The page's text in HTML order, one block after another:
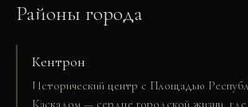
Районы города
Кентрон
Исторический центр с Площадью
Каскадом — сердце городской жизни, где